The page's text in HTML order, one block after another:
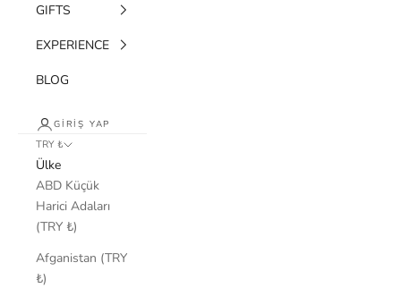
GIFTS
EXPERIENCE
BLOG
GIRIŞ YAP
TRY ₺
Ülke
ABD Küçük
Harici Adaları
(TRY ₺)
Afganistan (TRY
₺)